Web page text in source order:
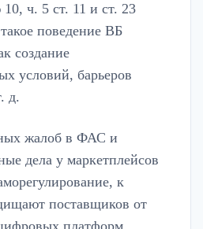
10, ч. 5 ст. 11 и ст. 23
поведение ВБ
создание
условий, барьеров
д.
жалоб в ФАС и
дела у маркетплейсов
к
поставщиков от